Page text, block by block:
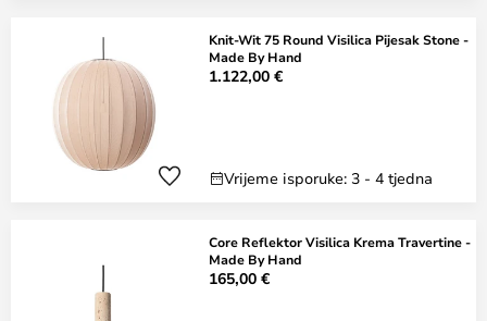
Knit-Wit 75 Round Visilica Pijesak Stone -
Made By Hand
1.122,00 €
Vrijeme isporuke: 3 - 4 tjedna
Core Reflektor Visilica Krema Travertine -
Made By Hand
165,00 €